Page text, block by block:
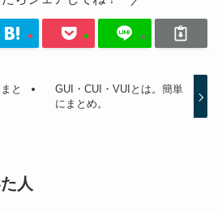
と
GUI・CUI・VUIとは。簡単
にまとめ。
人